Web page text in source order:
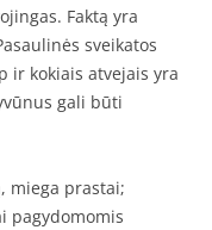
Faktą yra
sveikatos
ir kokiais atvejais yra
gali būti
miega prastai;
pagydomomis